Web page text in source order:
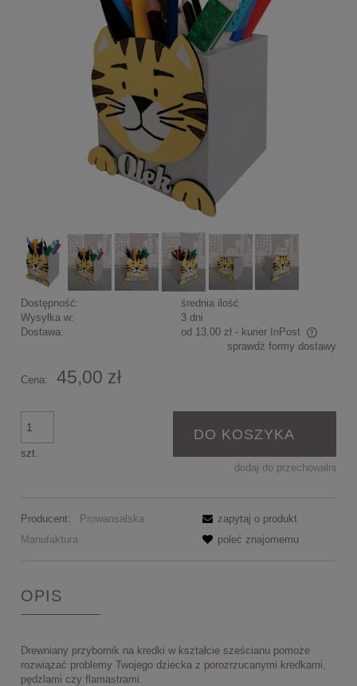
Dostępność:
średnia ilość
Wysyłka w:
3 dni
Dostawa:
od 13,00 zł - kurier InPost
Cena nie zawiera ewentualnych kosztów płatnościsprawdź formy dostawy
Cena: 45,00 zł
szt.
DO KOSZYKA
dodaj do przechowalni
Producent:
Prowansalska
Manufaktura
zapytaj o produkt
poleć znajomemu
OPIS
Drewniany przybornik na kredki w kształcie sześcianu pomoże
rozwiązać problemy Twojego dziecka z porozrzucanymi kredkami,
pędzlami czy flamastrami.